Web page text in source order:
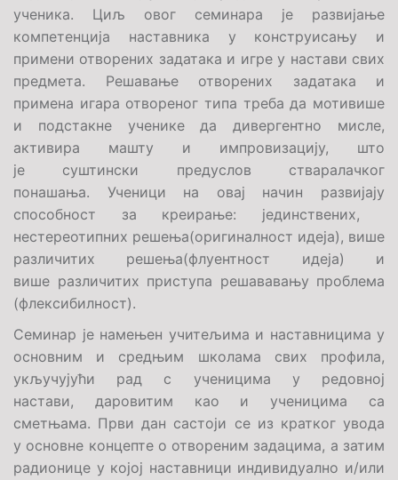
ученика. Циљ овог семинара је развијање
компетенција наставника у конструисању и
примени отворених задатака и игре у настави свих
предмета. Решавање отворених задатака и
примена игара отвореног типа треба да мотивише
и подстакне ученике да дивергентно мисле,
активира машту и импровизацију, што
је суштински предуслов стваралачког
понашања. Ученици на овај начин развијају
способност за креирање: јединствених,
нестереотипних решења(оригиналност идеја), више
различитих решења(флуентност идеја) и
више различитих приступа решававању проблема
(флексибилност).
Семинар је намењен учитељима и наставницима у
основним и средњим школама свих профила,
укључујући рад с ученицима у редовној
настави, даровитим као и ученицима са
сметњама. Први дан састоји се из кратког увода
у основне концепте о отвореним задацима, а затим
радионице у којој наставници индивидуално и/или